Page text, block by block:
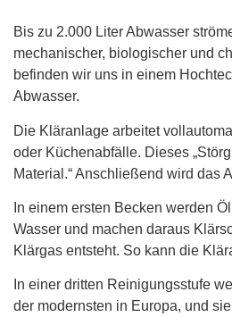
Bis zu 2.000 Liter Abwasser
mechanischer, biologischer und
befinden wir uns in einem
Abwasser.
Die Kläranlage arbeitet
oder Küchenabfälle. Dieses
Material.“ Anschließend wird das
In einem ersten Becken werden
Wasser und machen daraus
Klärgas entsteht. So kann die
In einer dritten Reinigungsstufe
der modernsten in Europa, und